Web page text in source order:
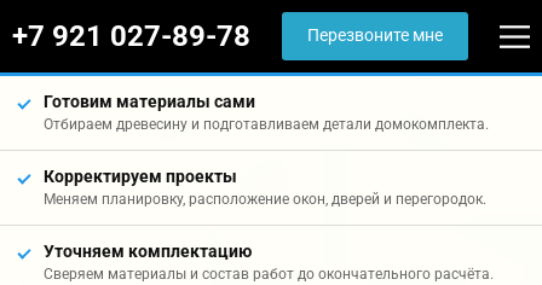
+7 921 027-89-78 Перезвоните мне
Готовим материалы сами
Отбираем древесину и подготавливаем детали домокомплекта.
Корректируем проекты
Меняем планировку, расположение окон, дверей и перегородок.
Уточняем комплектацию
Сверяем материалы и состав работ до окончательного расчёта.